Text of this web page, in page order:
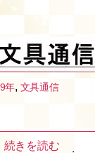
年, 文具通信
続きを読む